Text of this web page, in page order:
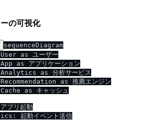
の可視化
sequenceDiagram
as ユーザー
as アプリケーション
as 分析サービス
as 推薦エンジン
as キャッシュ
プリ起動
起動イベント送信